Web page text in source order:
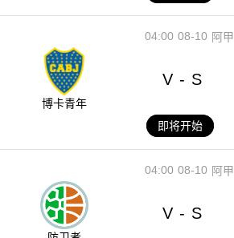
08-10
04:00 阿甲
博卡青年
V - S
即将开始
08-10
04:00 阿甲
V - S